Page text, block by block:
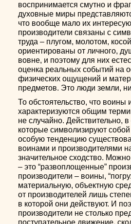
воспринимается смутно и
духовные миры
что вообще мало их
производители связаны с
труда – плугом, молотом,
ориентированы от личного,
вовне, и поэтому для них
оценка реальных событий на
физических ощущений и
предметов. Это люди земли,
То обстоятельство, что воины
характеризуются общим
не случайно. Действительно,
которые символизируют
особую тенденцию
воинами и производителями
значительное сходство.
– это “развоплощенные”
производители – воины,
материальную, объектную
от производителей лишь
в которой они действуют. И
производители не столько
поступательное движение,